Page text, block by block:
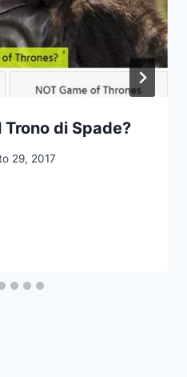
di Spade?
29, 2017